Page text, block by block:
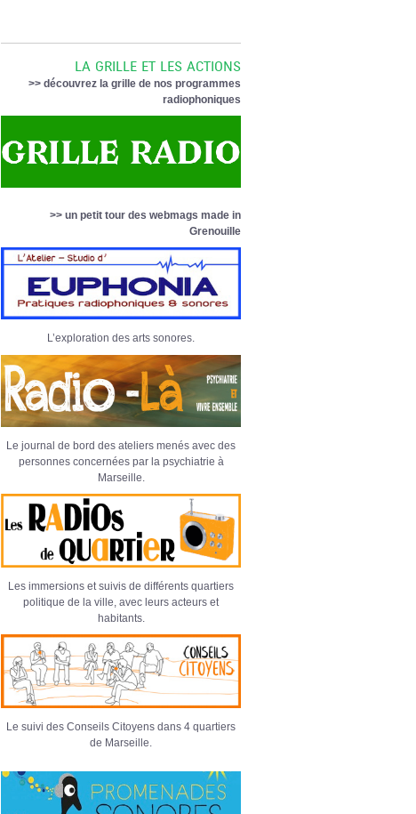
LA GRILLE ET LES ACTIONS
>> découvrez la grille de nos programmes
radiophoniques
>> un petit tour des webmags made in
Grenouille
L’exploration des arts sonores.
Le journal de bord des ateliers menés avec des
personnes concernées par la psychiatrie à
Marseille.
Les immersions et suivis de différents quartiers
politique de la ville, avec leurs acteurs et
habitants.
Le suivi des Conseils Citoyens dans 4 quartiers
de Marseille.